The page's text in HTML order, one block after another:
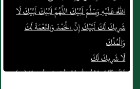
شَرِيكَ لَكَ لَبَّيْكَ إِنَّ الْحَمْدَ وَالنِّعْمَةَ لَكَ
وَالْمُلْكَ
لَا شَرِيكَ لَكَ
قَالَ وَكَانَ عَبْدُ اللَّهِ بْنُ عُمَرَ يَزِيدُ فِيهَا (...)